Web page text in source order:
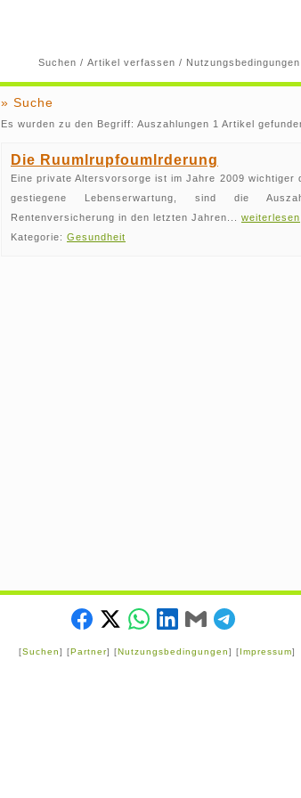
Suchen / Artikel verfassen / Nutzungsbedingungen
» Suche
Es wurden zu den Begriff: Auszahlungen 1 Artikel
Die Ruumlrupfoumlrderung
Eine private Altersvorsorge ist im Jahre 2009 wichtiger
gestiegene Lebenserwartung, sind die
Rentenversicherung in den letzten Jahren... weiterlesen
Kategorie: Gesundheit
[Suchen] [Partner] [Nutzungsbedingungen] [Impressum]